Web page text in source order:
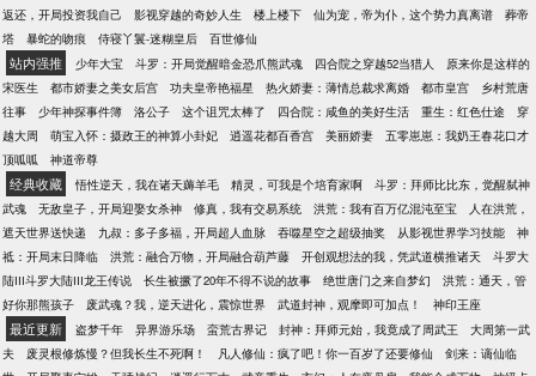
返还，开局投资我自己
影视穿越的奇妙人生 楼上楼下 仙为宠，帝为仆，这个势力真离谱
葬帝
塔
暴蛇的吻痕 侍寝丫鬟-迷糊皇后 百世修仙
站内强推 少年大宝 斗罗：开局觉醒暗金恐爪熊武魂 四合院之穿越52当猎人
原来你是这样的
宋医生
都市娇妻之美女后宫 功夫皇帝艳福星 热火娇妻：薄情总裁求离婚 都市皇宫
乡村荒唐
往事
少年神探事件簿 洛公子 这个诅咒太棒了 四合院：咸鱼的美好生活 重生：红色仕途
穿
越大周
萌宝入怀：摄政王的神算小卦妃 逍遥花都百香宫 美丽娇妻
五零崽崽：我奶王春花口才
顶呱呱
神道帝尊
经典收藏 悟性逆天，我在诸天薅羊毛 精灵，可我是个培育家啊
斗罗：拜师比比东，觉醒弑神
武魂
无敌皇子，开局迎娶女杀神 修真，我有交易系统 洪荒：我有百万亿混沌至宝
人在洪荒，
遮天世界送快递
九叔：多子多福，开局超人血脉 吞噬星空之超级抽奖 从影视世界学习技能
神
祗：开局末日降临
洪荒：融合万物，开局融合葫芦藤 开创观想法的我，凭武道横推诸天
斗罗大
陆III斗罗大陆III龙王传说
长生被撅了20年不得不说的故事 绝世唐门之来自梦幻
洪荒：通天，管
好你那熊孩子
废武魂？我，逆天进化，震惊世界 武道封神，观摩即可加点！ 神印王座
最近更新 盗梦千年 异界游乐场 蛮荒古界记 封神：拜师元始，我竟成了周武王
大周第一武
夫
废灵根修炼慢？但我长生不死啊！ 凡人修仙：疯了吧！你一百岁了还要修仙
剑来：谪仙临